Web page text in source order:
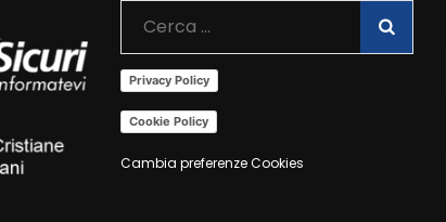
Ricerca
per:
Privacy Policy
Cookie Policy
Cambia preferenze Cookies